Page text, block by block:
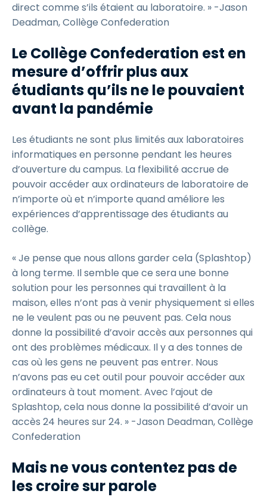
direct comme s’ils étaient au laboratoire. » -Jason
Deadman, Collège Confederation
Le Collège Confederation est en
mesure d’offrir plus aux
étudiants qu’ils ne le pouvaient
avant la pandémie
Les étudiants ne sont plus limités aux laboratoires
informatiques en personne pendant les heures
d’ouverture du campus. La flexibilité accrue de
pouvoir accéder aux ordinateurs de laboratoire de
n’importe où et n’importe quand améliore les
expériences d’apprentissage des étudiants au
collège.
« Je pense que nous allons garder cela (Splashtop)
à long terme. Il semble que ce sera une bonne
solution pour les personnes qui travaillent à la
maison, elles n’ont pas à venir physiquement si elles
ne le veulent pas ou ne peuvent pas. Cela nous
donne la possibilité d’avoir accès aux personnes qui
ont des problèmes médicaux. Il y a des tonnes de
cas où les gens ne peuvent pas entrer. Nous
n’avons pas eu cet outil pour pouvoir accéder aux
ordinateurs à tout moment. Avec l’ajout de
Splashtop, cela nous donne la possibilité d’avoir un
accès 24 heures sur 24. » -Jason Deadman, Collège
Confederation
Mais ne vous contentez pas de
les croire sur parole